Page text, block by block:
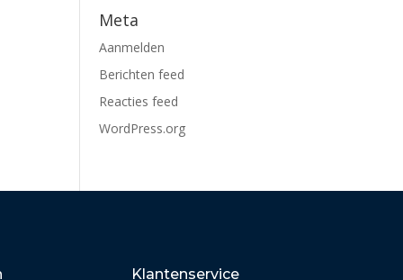
Meta
Aanmelden
Berichten feed
Reacties feed
WordPress.org
Klantenservice